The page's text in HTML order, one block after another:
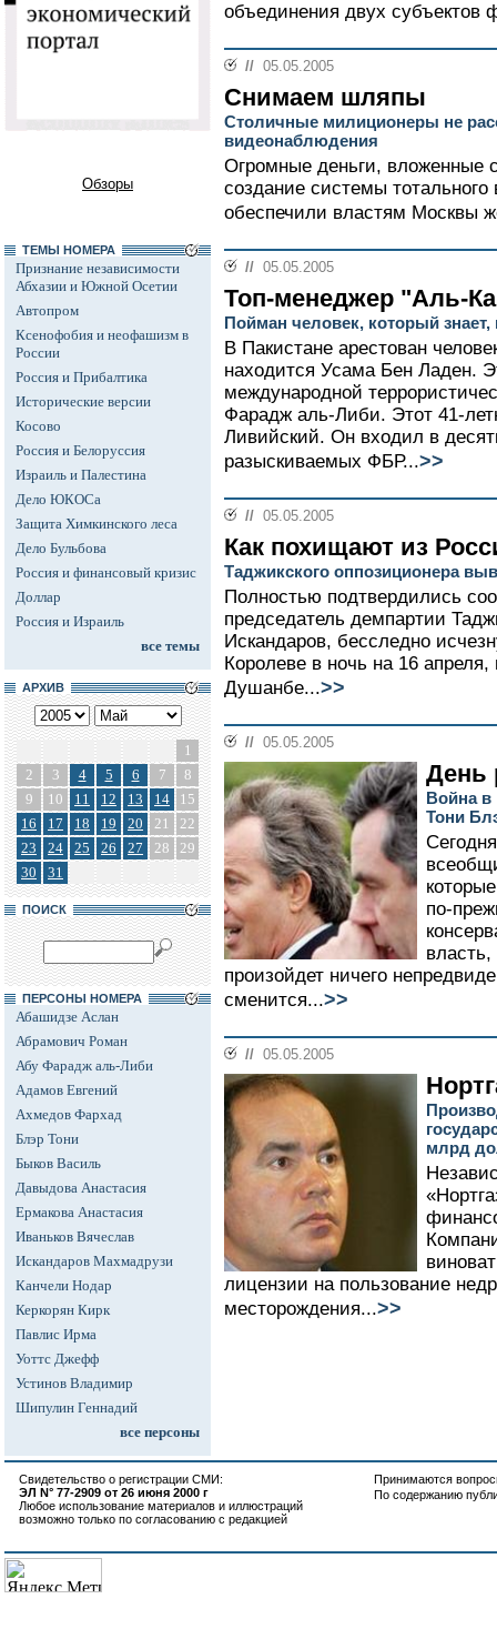
Обзоры
ТЕМЫ НОМЕРА
Признание независимости
Абхазии и Южной Осетии
Автопром
Ксенофобия и неофашизм в
России
Россия и Прибалтика
Исторические версии
Косово
Россия и Белоруссия
Израиль и Палестина
Дело ЮКОСа
Защита Химкинского леса
Дело Бульбова
Россия и финансовый кризис
Доллар
Россия и Израиль
все темы
АРХИВ
1
2
3 4 5 6 7
8
9
10 11 12 13 14
15
16
17 18 19 20 21
22
23
24 25 26 27 28
29
30
31
ПОИСК
ПЕРСОНЫ НОМЕРА
Абашидзе Аслан
Абрамович Роман
Абу Фарадж аль-Либи
Адамов Евгений
Ахмедов Фархад
Блэр Тони
Быков Василь
Давыдова Анастасия
Ермакова Анастасия
Иваньков Вячеслав
Искандаров Махмадрузи
Канчели Нодар
Керкорян Кирк
Павлис Ирма
Уоттс Джефф
Устинов Владимир
Шипулин Геннадий
все персоны
объединения двух субъектов
// 05.05.2005
Снимаем шляпы
Столичные милиционеры не
видеонаблюдения
Огромные деньги, вложенные
создание системы
обеспечили властям Москвы
// 05.05.2005
Топ-менеджер "Аль-
Пойман человек, который знает,
В Пакистане арестован
находится Усама Бен Ладен.
международной
Фарадж аль-Либи. Этот 41-
Ливийский. Он входил в
разыскиваемых ФБР...>>
// 05.05.2005
Как похищают из
Таджикского оппозиционера
Полностью подтвердились
председатель демпартии
Искандаров, бесследно
Королеве в ночь на 16
Душанбе...>>
// 05.05.2005
День
Война в
Тони
по-
произойдет ничего
сменится...>>
// 05.05.2005
млрд
лицензии на пользование
месторождения...>>
Свидетельство о регистрации СМИ:
ЭЛ N° 77-2909 от 26 июня 2000 г
Любое использование материалов и иллюстраций
возможно только по согласованию с редакцией
Принимаются
По содержанию